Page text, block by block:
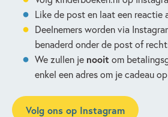
Like de post en laat een reactie
Deelnemers worden via
benaderd onder de post of
We zullen je nooit om
enkel een adres om je cadeau
Volg ons op Instagram